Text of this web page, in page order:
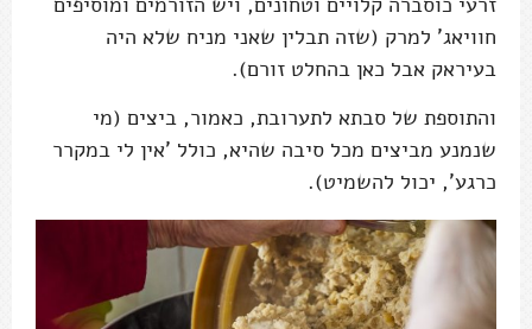
חוויאג' למרק (שזה תבלין שאני מניח שלא היה
בעיראק אבל כאן בהחלט זורם).
והתוספת של סבתא לתערובת, כאמור, ביצים (מי
שנמנע מביצים מכל סיבה שהיא, כולל 'אין לי במקרר
כרגע', יכול להשמיט).